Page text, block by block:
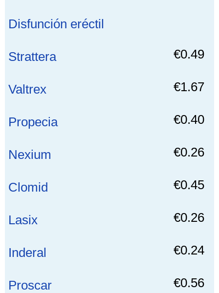
Disfunción eréctil
Strattera €0.49
Valtrex €1.67
Propecia €0.40
Nexium €0.26
Clomid €0.45
Lasix €0.26
Inderal €0.24
Proscar €0.56